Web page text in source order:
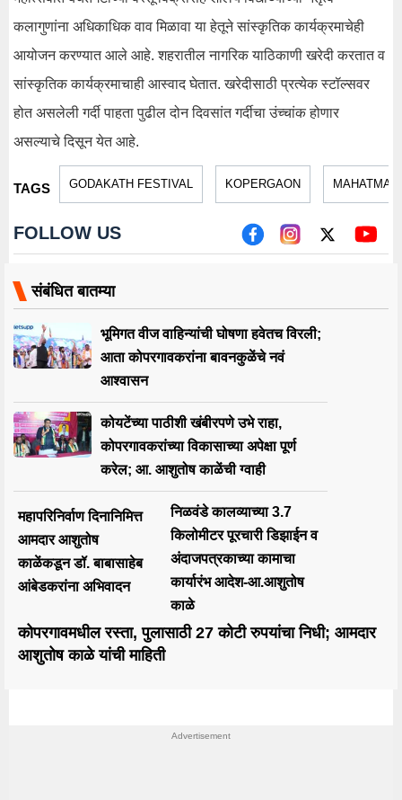
कलागुणांना अधिकाधिक वाव मिळावा या हेतूने सांस्कृतिक कार्यक्रमाचेही
आयोजन करण्यात आले आहे. शहरातील नागरिक याठिकाणी खरेदी करतात व
सांस्कृतिक कार्यक्रमाचाही आस्वाद घेतात. खरेदीसाठी प्रत्येक स्टॉल्सवर
होत असलेली गर्दी पाहता पुढील दोन दिवसांत गर्दीचा उंच्चांक होणार
असल्याचे दिसून येत आहे.
TAGS GODAKATH FESTIVAL KOPERGAON MAHATMA
FOLLOW US
संबंधित बातम्या
भूमिगत वीज वाहिन्यांची घोषणा हवेतच विरली;
आता कोपरगावकरांना बावनकुळेंचे नवं
आश्वासन
कोयटेंच्या पाठीशी खंबीरपणे उभे राहा,
कोपरगावकरांच्या विकासाच्या अपेक्षा पूर्ण
करेल; आ. आशुतोष काळेंची ग्वाही
महापरिनिर्वाण दिनानिमित्त
आमदार आशुतोष
काळेंकडून डॉ. बाबासाहेब
आंबेडकरांना अभिवादन
निळवंडे कालव्याच्या 3.7
किलोमीटर पूरचारी डिझाईन व
अंदाजपत्रकाच्या कामाचा
कार्यारंभ आदेश-आ.आशुतोष
काळे
कोपरगावमधील रस्ता, पुलासाठी 27 कोटी रुपयांचा निधी; आमदार
आशुतोष काळे यांची माहिती